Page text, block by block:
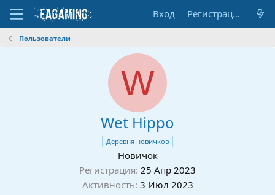
Вход Регистрация
Пользователи
W
Wet Hippo
Деревня новичков
Новичок
Регистрация 25 Апр 2023
Активность 3 Июл 2023